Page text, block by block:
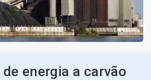
energia a carvão